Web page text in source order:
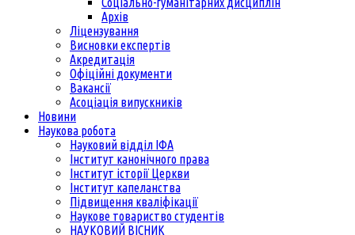
Архів
Ліцензування
Висновки експертів
Акредитація
Офіційні документи
Вакансії
Асоціація випускників
Новини
Наукова робота
Науковий відділ ІФА
Інститут канонічного права
Інститут історії Церкви
Інститут капеланства
Підвищення кваліфікації
Наукове товариство студентів
НАУКОВИЙ ВІСНИК